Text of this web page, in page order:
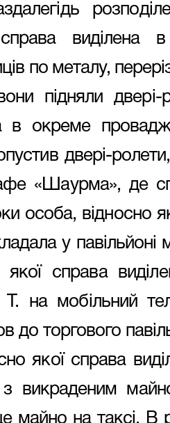
справа виділена
по металу,
підняли
в окреме
двері-
«Шаурма», де
особа, відносно
у павільйоні
якої справа
Т. на мобільний
до торгового
якої справа
з викраденим
майно на таксі. В